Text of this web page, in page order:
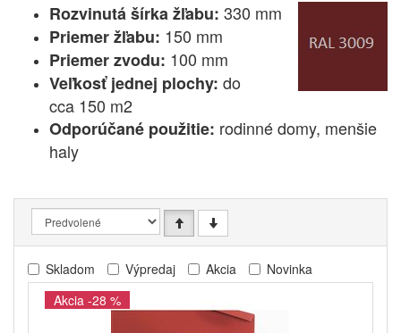
Rozvinutá šírka žľabu: 330 mm
Priemer žľabu: 150 mm
Priemer zvodu: 100 mm
Veľkosť jednej plochy: do
cca 150 m2
Odporúčané použitie: rodinné domy, menšie
haly
Skladom Výpredaj Akcia
Novinka
Akcia -28 %